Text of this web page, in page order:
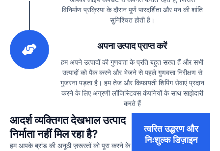
विनिर्माण प्रक्रिया के दौरान पूर्ण पारदर्शिता और मन की शांति
सुनिश्चित होती है।
अपना उत्पाद प्राप्त करें
हम अपने उत्पादों की गुणवत्ता के प्रति बहुत सख्त हैं और सभी
उत्पादों को पैक करने और भेजने से पहले गुणवत्ता निरीक्षण से
गुजरना पड़ता है। हम तेज और किफायती शिपिंग सेवाएं प्रदान
करने के लिए अग्रणी लॉजिस्टिक्स कंपनियों के साथ साझेदारी
करते हैं
आदर्श व्यक्तिगत देखभाल उत्पाद
निर्माता नहीं मिल रहा है?
हम आपके ब्रांड की अनूठी ज़रूरतों को पूरा करने के
त्वरित उद्धरण और
निःशुल्क डिज़ाइन